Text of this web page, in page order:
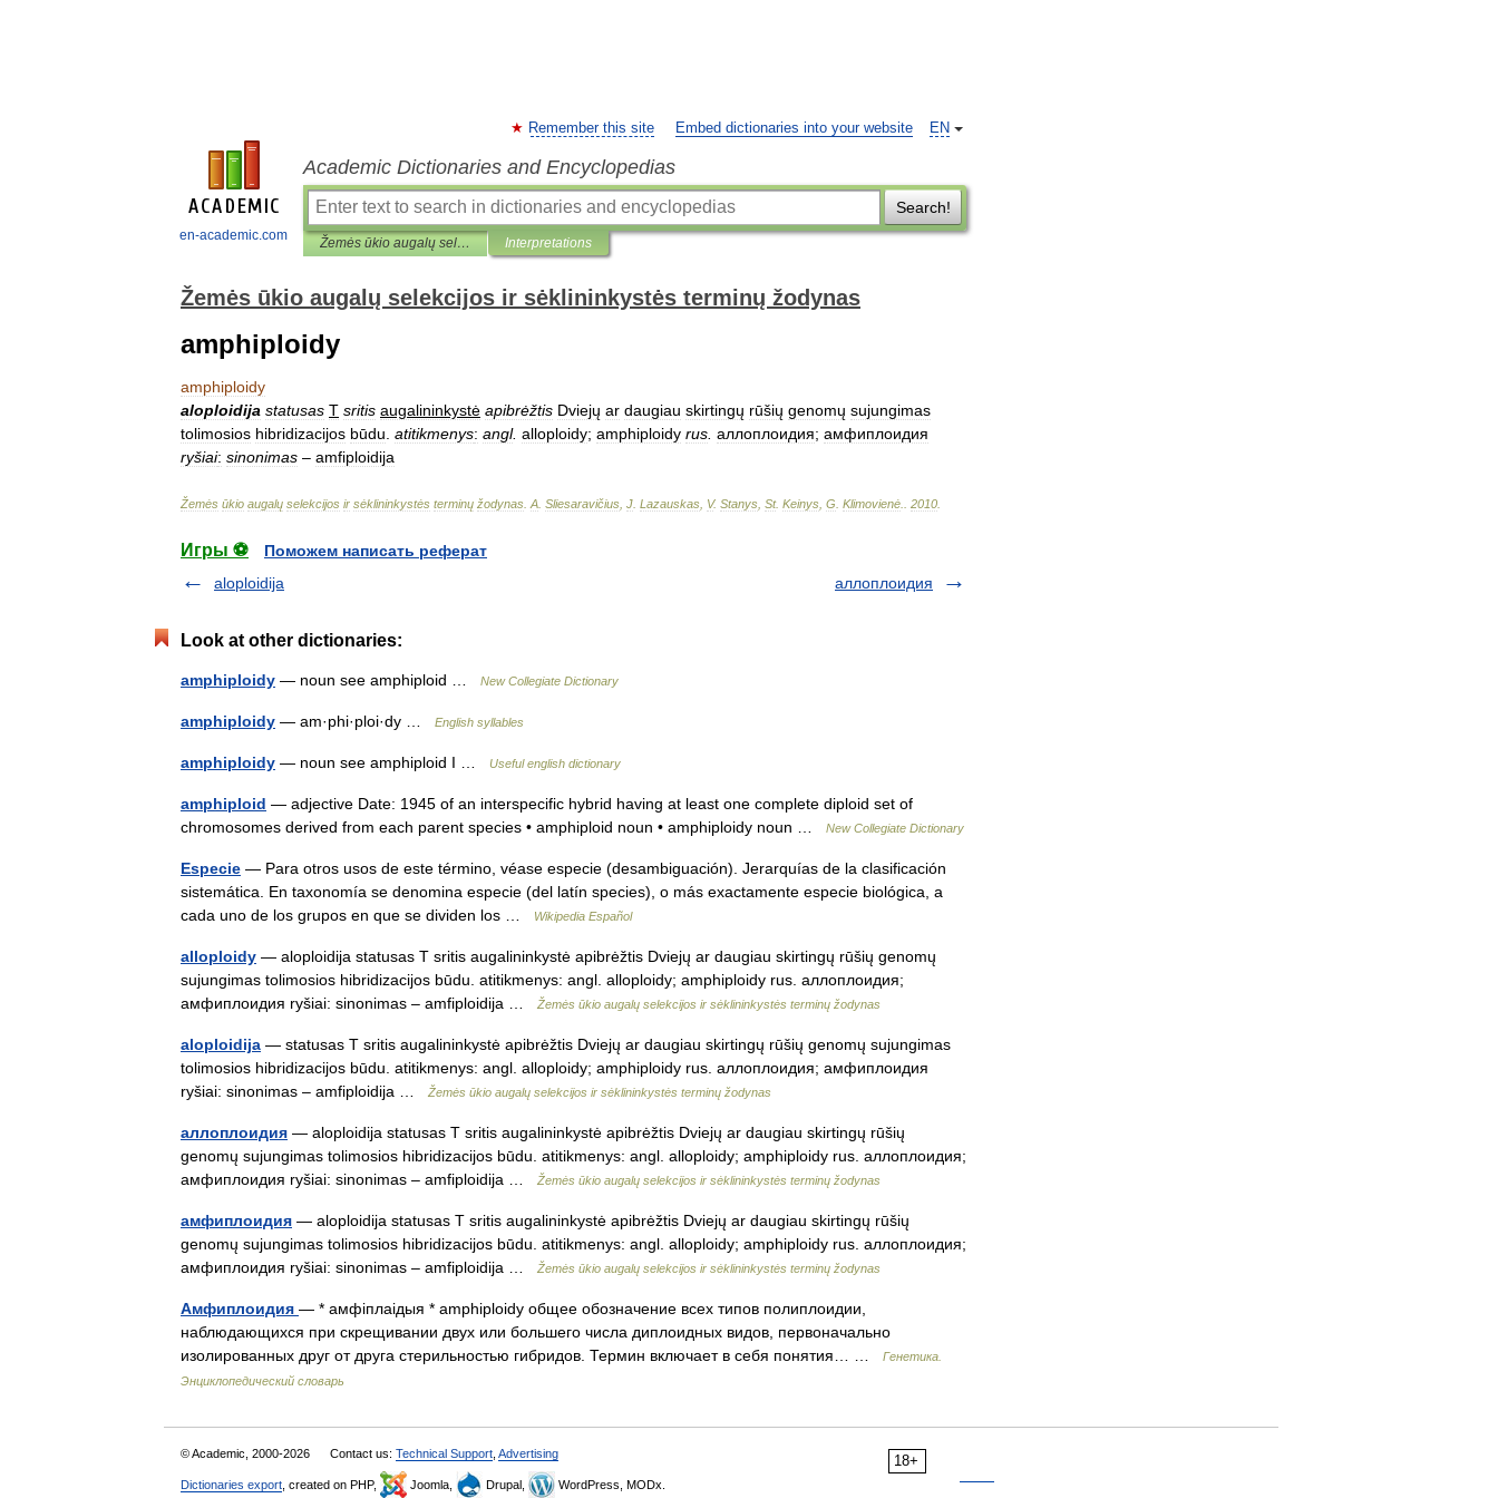
en-academic.com
EN
Remember this site Embed dictionaries into your website
Academic Dictionaries and Encyclopedias
Search!
Žemės ūkio augalų selekcijos ir sėklininkystės terminų žodynas Interpretations
Žemės ūkio augalų selekcijos ir sėklininkystės terminų žodynas
amphiploidy
amphiploidy
aloploidija statusas T sritis augalininkystė apibrėžtis Dviejų ar daugiau skirtingų rūšių genomų sujungimas
tolimosios hibridizacijos būdu atitikmenys: angl. alloploidy; amphiploidy rus аллоплоидия; амфиплоидия
ryšiai: sinonimas – amfiploidija
Žemės ūkio augalų selekcijos ir sėklininkystės terminų žodynas A Sliesaravičius J Lazauskas V. Stanys St. Keinys G Klimovienė 2010
Игры ⚽
Поможем написать реферат
aloploidija
аллоплоидия
Look at other dictionaries:
amphiploidy — noun see amphiploid … New Collegiate Dictionary
amphiploidy — am·phi·ploi·dy … English syllables
amphiploidy — noun see amphiploid I … Useful english dictionary
amphiploid — adjective Date: 1945 of an interspecific hybrid having at least one complete diploid set of
chromosomes derived from each parent species • amphiploid noun • amphiploidy noun …
New Collegiate Dictionary
Especie — Para otros usos de este término, véase especie (desambiguación). Jerarquías de la clasificación
sistemática. En taxonomía se denomina especie (del latín species), o más exactamente especie biológica, a
cada uno de los grupos en que se dividen los …
Wikipedia Español
alloploidy — aloploidija statusas T sritis augalininkystė apibrėžtis Dviejų ar daugiau skirtingų rūšių genomų
sujungimas tolimosios hibridizacijos būdu. atitikmenys: angl. alloploidy; amphiploidy rus. аллоплоидия;
амфиплоидия ryšiai: sinonimas – amfiploidija …
Žemės ūkio augalų selekcijos ir sėklininkystės terminų žodynas
aloploidija — statusas T sritis augalininkystė apibrėžtis Dviejų ar daugiau skirtingų rūšių genomų sujungimas
tolimosios hibridizacijos būdu. atitikmenys: angl. alloploidy; amphiploidy rus. аллоплоидия; амфиплоидия
ryšiai: sinonimas – amfiploidija …
Žemės ūkio augalų selekcijos ir sėklininkystės terminų žodynas
аллоплоидия — aloploidija statusas T sritis augalininkystė apibrėžtis Dviejų ar daugiau skirtingų rūšių
genomų sujungimas tolimosios hibridizacijos būdu. atitikmenys: angl. alloploidy; amphiploidy rus. аллоплоидия;
амфиплоидия ryšiai: sinonimas – amfiploidija …
Žemės ūkio augalų selekcijos ir sėklininkystės terminų žodynas
амфиплоидия — aloploidija statusas T sritis augalininkystė apibrėžtis Dviejų ar daugiau skirtingų rūšių
genomų sujungimas tolimosios hibridizacijos būdu. atitikmenys: angl. alloploidy; amphiploidy rus. аллоплоидия;
амфиплоидия ryšiai: sinonimas – amfiploidija …
Žemės ūkio augalų selekcijos ir sėklininkystės terminų žodynas
Амфиплоидия — * амфіплаідыя * amphiploidy общее обозначение всех типов полиплоидии,
наблюдающихся при скрещивании двух или большего числа диплоидных видов, первоначально
изолированных друг от друга стерильностью гибридов. Термин включает в себя понятия… …
Генетика.
Энциклопедический словарь
18+
© Academic, 2000-2026 Contact us: Technical Support Advertising
Dictionaries export , created on PHP, Joomla, Drupal, WordPress, MODx.